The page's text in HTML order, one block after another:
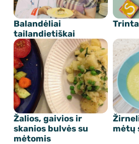
Balandėliai
tailandietiškai
Žalios, gaivios ir
skanios bulvės su
mėtomis
mėtų